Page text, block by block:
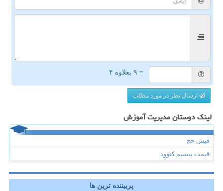
= ۹ بعلاوه ۴
ارسال نظر در مورد مطلب
لینک دوستان مدیریت آموزش
فیش حج
قیمت بیسیم کنوود
پربیننده ترین ها